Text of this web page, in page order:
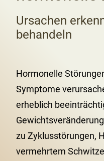
Ursachen
behandeln
Hormonelle
Symptome
erheblich
zu Zyklusstörungen,
vermehrtem